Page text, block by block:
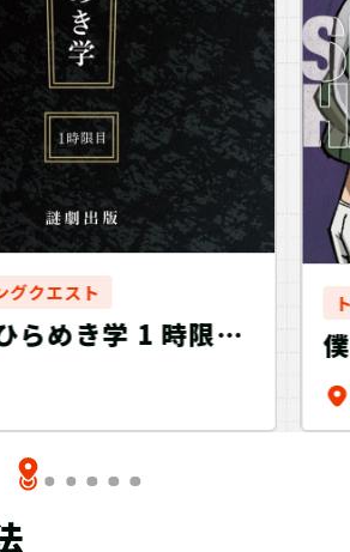
グクエスト
らめき学 1 時限目
NAZO×NAZO劇